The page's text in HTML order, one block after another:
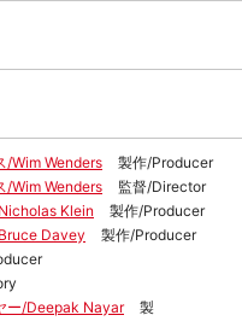
/Wim Wenders
製作/Producer
/Wim Wenders
監督/Director
Klein
製作/Producer
Davey
製作/Producer
ー/Deepak Nayar
製